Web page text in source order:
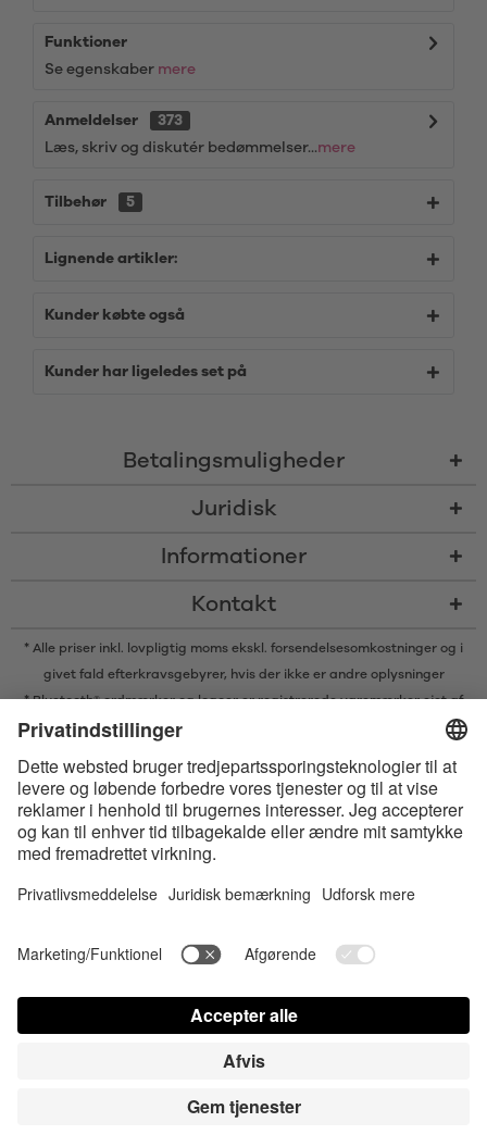
Funktioner
Se egenskaber mere
Anmeldelser
373
Læs, skriv og diskutér bedømmelser...mere
Tilbehør 5
Lignende artikler:
Kunder købte også
Kunder har ligeledes set på
Betalingsmuligheder
Juridisk
Informationer
Kontakt
* Alle priser inkl. lovpligtig moms ekskl. forsendelsesomkostninger og i
givet fald efterkravsgebyrer, hvis der ikke er andre oplysninger
* Bluetooth® ordmærker og logoer er registrerede varemærker ejet af
Bluetooth SIG, Inc. og enhver brug af sådanne mærker af Satisfyer GmbH
Apple, Apple logoet og Apple Watch er varemærker ejet af Apple Inc.
Google Play og Google Play-logoet er varemærker, der tilhører Google
LLC.
Contact us today
Brugsvejledning Kontakt